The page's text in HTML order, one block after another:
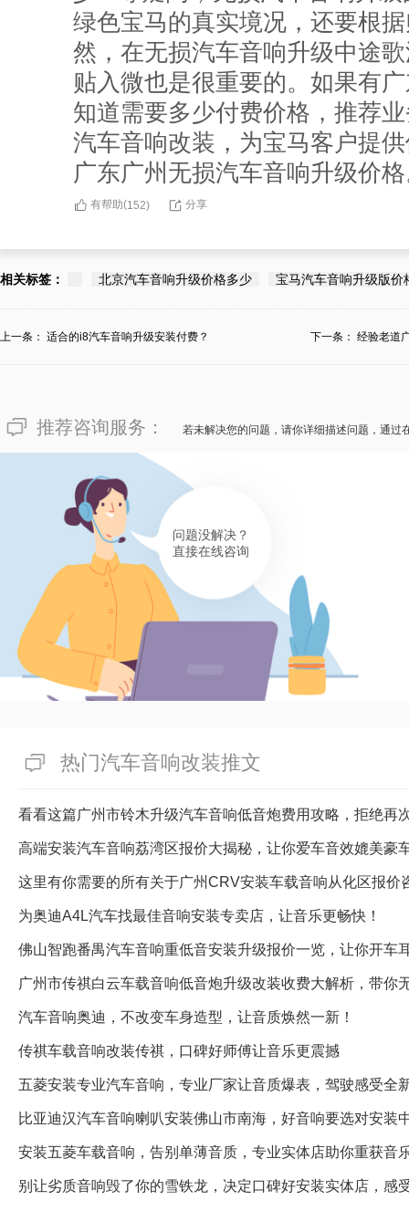
绿色宝马的真实境况，还要根
然，在无损汽车音响升级中途
贴入微也是很重要的。如果有
知道需要多少付费价格，推荐
汽车音响改装，为宝马客户提
广东广州无损汽车音响升级价
有帮助(152) 分享
182****2268
广东广州栾先生有“入门级宝
问，建议选途歌汽车音响宝马
务专业的付费价格，要看服务
贴入微，并做到业务专业的和
有帮助( 152 分享
相关标签： 北京汽车音响升级价格多少 宝马汽车音响升级版价
上一条： 适合的i8汽车音响升级安装付费？ 下一条： 经验老道
推荐咨询服务： 若未解决您的问题，请你详细描述问题，通过
问题没解决？
直接在线咨询
热门汽车音响改装推文
看看这篇广州市铃木升级汽车音响低音炮费用攻略，拒绝再
高端安装汽车音响荔湾区报价大揭秘，让你爱车音效媲美豪
这里有你需要的所有关于广州CRV安装车载音响从化区报价
为奥迪A4L汽车找最佳音响安装专卖店，让音乐更畅快！
佛山智跑番禺汽车音响重低音安装升级报价一览，让你开车
广州市传祺白云车载音响低音炮升级改装收费大解析，带你
汽车音响奥迪，不改变车身造型，让音质焕然一新！
传祺车载音响改装传祺，口碑好师傅让音乐更震撼
五菱安装专业汽车音响，专业厂家让音质爆表，驾驶感受全
比亚迪汉汽车音响喇叭安装佛山市南海，好音响要选对安装
安装五菱车载音响，告别单薄音质，专业实体店助你重获音
别让劣质音响毁了你的雪铁龙，决定口碑好安装实体店，感